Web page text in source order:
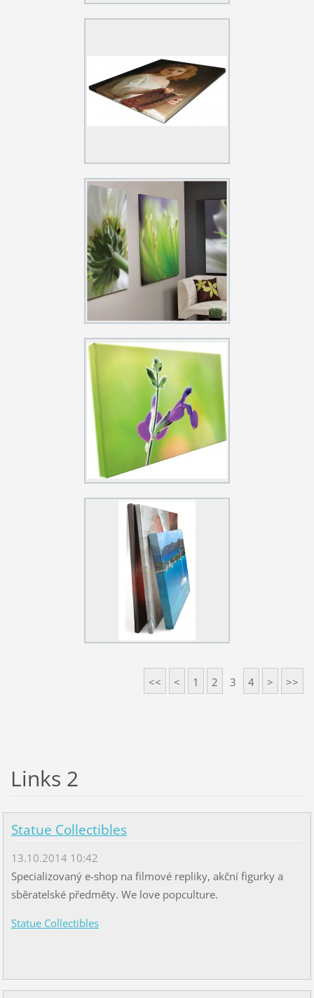
<< < 1 2 3 4 > >>
Links 2
Statue Collectibles
13.10.2014 10:42
Specializovaný e-shop na filmové repliky, akční figurky a
sběratelské předměty. We love popculture.
Statue Collectibles